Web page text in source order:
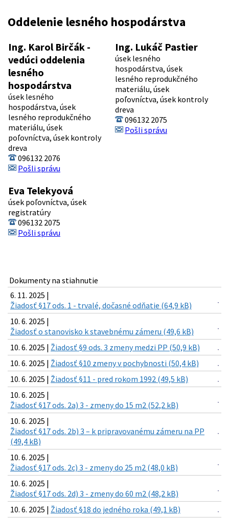
Oddelenie lesného hospodárstva
Ing. Karol Birčák -
vedúci oddelenia
lesného
hospodárstva
úsek lesného
hospodárstva, úsek
lesného reprodukčného
materiálu, úsek
poľovníctva, úsek kontroly
dreva
096132 2076
Pošli správu
Ing. Lukáč Pastier
úsek lesného
hospodárstva, úsek
lesného reprodukčného
materiálu, úsek
poľovníctva, úsek kontroly
dreva
096132 2075
Pošli správu
Eva Telekyová
úsek poľovníctva, úsek
registratúry
096132 2075
Pošli správu
Dokumenty na stiahnutie
6. 11. 2025 |
Žiadosť §17 ods. 1 - trvalé, dočasné odňatie (64,9 kB)
10. 6. 2025 |
Žiadosť o stanovisko k stavebnému zámeru (49,6 kB)
10. 6. 2025 | Žiadosť §9 ods. 3 zmeny medzi PP (50,9 kB)
10. 6. 2025 | Žiadosť §10 zmeny v pochybnosti (50,4 kB)
10. 6. 2025 | Žiadosť §11 - pred rokom 1992 (49,5 kB)
10. 6. 2025 |
Žiadosť §17 ods. 2a) 3 - zmeny do 15 m2 (52,2 kB)
10. 6. 2025 |
Žiadosť §17 ods. 2b) 3 – k pripravovanému zámeru na PP
(49,4 kB)
10. 6. 2025 |
Žiadosť §17 ods. 2c) 3 - zmeny do 25 m2 (48,0 kB)
10. 6. 2025 |
Žiadosť §17 ods. 2d) 3 - zmeny do 60 m2 (48,2 kB)
10. 6. 2025 | Žiadosť §18 do jedného roka (49,1 kB)